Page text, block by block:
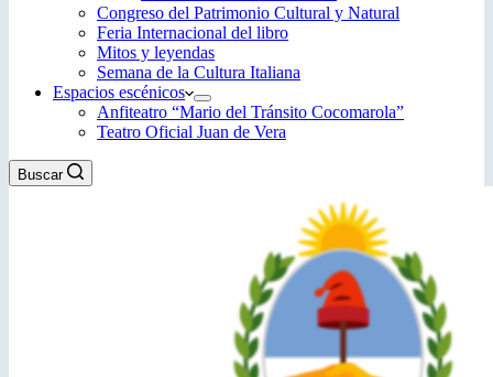
Congreso del Patrimonio Cultural y Natural
Feria Internacional del libro
Mitos y leyendas
Semana de la Cultura Italiana
Espacios escénicos
Anfiteatro “Mario del Tránsito Cocomarola”
Teatro Oficial Juan de Vera
Buscar